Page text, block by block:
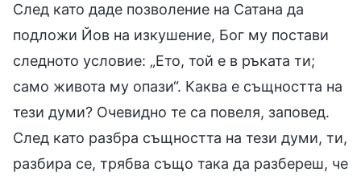
След като даде позволение на Сатана да
подложи Йов на изкушение, Бог му постави
следното условие: „Ето, той е в ръката ти;
само живота му опази“. Каква е същността на
тези думи? Очевидно те са повеля, заповед.
След като разбра същността на тези думи, ти,
разбира се, трябва също така да разбереш, че